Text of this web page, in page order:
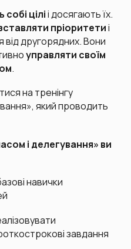
ціліі досягають їх.
пріоритетиі
від другорядних. Вони
управляти своїм
.
на тренінгу
який проводить
і делегування» ви
навички
завдання